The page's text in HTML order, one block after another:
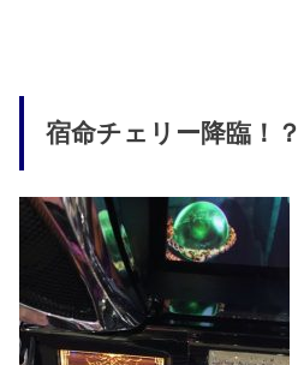
宿命チェリー降臨！？